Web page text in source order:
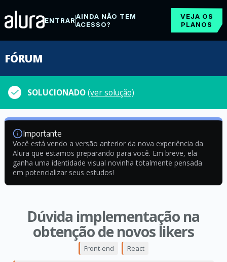
ENTRARAINDA NÃO TEM
ACESSO?
VEJA OS
PLANOS
FÓRUM
SOLUCIONADO(ver solução)
Importante
Você está vendo a versão anterior da nova experiência da
Alura que estamos preparando para você. Em breve, ela
ganha uma identidade visual novinha totalmente pensada
em potencializar seus estudos!
Dúvida implementação na
obtenção de novos likers
Front-end React